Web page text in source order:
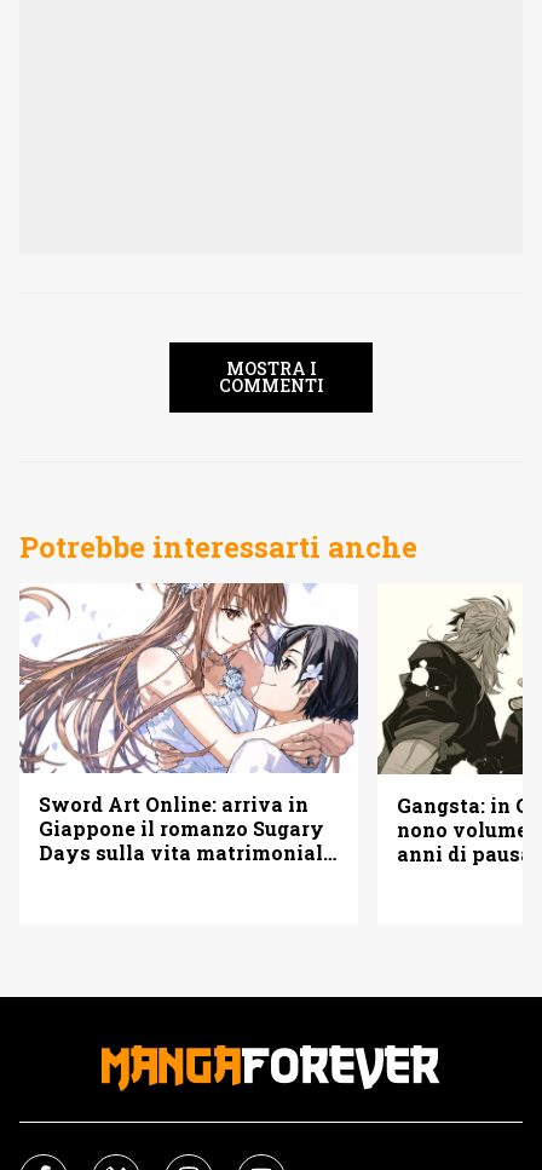
MOSTRA I
COMMENTI
Potrebbe interessarti anche
Sword Art Online: arriva in
Giappone il romanzo Sugary
Days sulla vita matrimoniale
Gangsta: in
nono volume
anni di pausa